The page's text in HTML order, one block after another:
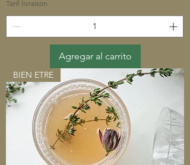
Tarif livraison
Agregar al carrito
BIEN ETRE